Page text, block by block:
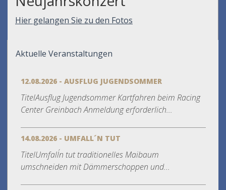
Hier gelangen Sie zu den Fotos
Aktuelle Veranstaltungen
12.08.2026 - AUSFLUG JUGENDSOMMER
TitelAusflug Jugendsommer Kartfahren beim Racing
Center Greinbach Anmeldung erforderlich...
14.08.2026 - UMFALL´N TUT
TitelUmfall´n tut traditionelles Maibaum
umschneiden mit Dämmerschoppen und...